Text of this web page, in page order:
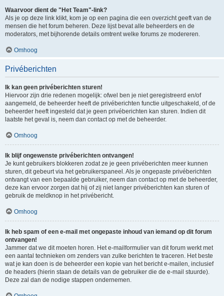
Waarvoor dient de "Het Team"-link?
Als je op deze link klikt, kom je op een pagina die een overzicht geeft van de
mensen die het forum beheren. Deze lijst bevat alle beheerders en de
moderators, met bijhorende details omtrent welke forums ze modereren.
Omhoog
Privéberichten
Ik kan geen privéberichten sturen!
Hiervoor zijn drie redenen mogelijk: ofwel ben je niet geregistreerd en/of
aangemeld, de beheerder heeft de privéberichten functie uitgeschakeld, of de
beheerder heeft ingesteld dat je geen privéberichten kan sturen. Indien dit
laatste het geval is, neem dan contact op met de beheerder.
Omhoog
Ik blijf ongewenste privéberichten ontvangen!
Je kunt gebruikers blokkeren zodat ze je geen privéberichten meer kunnen
sturen, dit gebeurt via het gebruikerspaneel. Als je ongepaste privéberichten
ontvangt van een bepaalde gebruiker, neem dan contact op met de beheerder,
deze kan ervoor zorgen dat hij of zij niet langer privéberichten kan sturen of
gebruik de meldknop in het privébericht.
Omhoog
Ik heb spam of een e-mail met ongepaste inhoud van iemand op dit forum
ontvangen!
Jammer dat we dit moeten horen. Het e-mailformulier van dit forum werkt met
een aantal technieken om zenders van zulke berichten te traceren. Het beste
wat je kan doen is de beheerder een kopie van het bericht e-mailen, inclusief
de headers (hierin staan de details van de gebruiker die de e-mail stuurde).
Deze zal dan de nodige stappen ondernemen.